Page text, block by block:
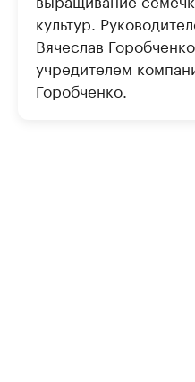
культур.
Вячеслав
учредителем
Горобченко.